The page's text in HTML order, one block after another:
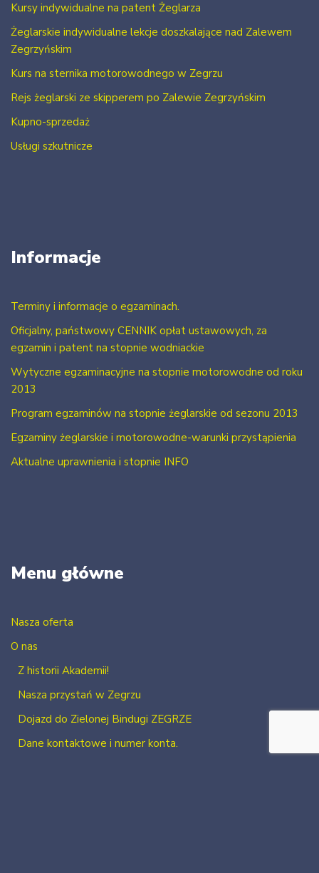
Kursy indywidualne na patent Żeglarza
Żeglarskie indywidualne lekcje doszkalające nad Zalewem
Zegrzyńskim
Kurs na sternika motorowodnego w Zegrzu
Rejs żeglarski ze skipperem po Zalewie Zegrzyńskim
Kupno-sprzedaż
Usługi szkutnicze
Informacje
Terminy i informacje o egzaminach.
Oficjalny, państwowy CENNIK opłat ustawowych, za
egzamin i patent na stopnie wodniackie
Wytyczne egzaminacyjne na stopnie motorowodne od roku
2013
Program egzaminów na stopnie żeglarskie od sezonu 2013
Egzaminy żeglarskie i motorowodne-warunki przystąpienia
Aktualne uprawnienia i stopnie INFO
Menu główne
Nasza oferta
O nas
Z historii Akademii!
Nasza przystań w Zegrzu
Dojazd do Zielonej Bindugi ZEGRZE
Dane kontaktowe i numer konta.